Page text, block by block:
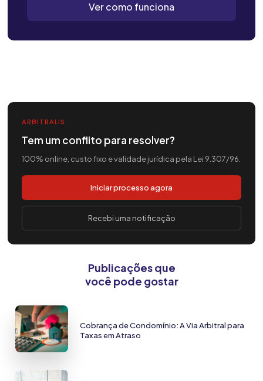
Ver como funciona
ARBITRALIS
Tem um conflito para resolver?
100% online, custo fixo e validade jurídica pela Lei 9.307/96.
Iniciar processo agora
Recebi uma notificação
Publicações que
você pode gostar
Cobrança de Condomínio: A Via Arbitral para
Taxas em Atraso